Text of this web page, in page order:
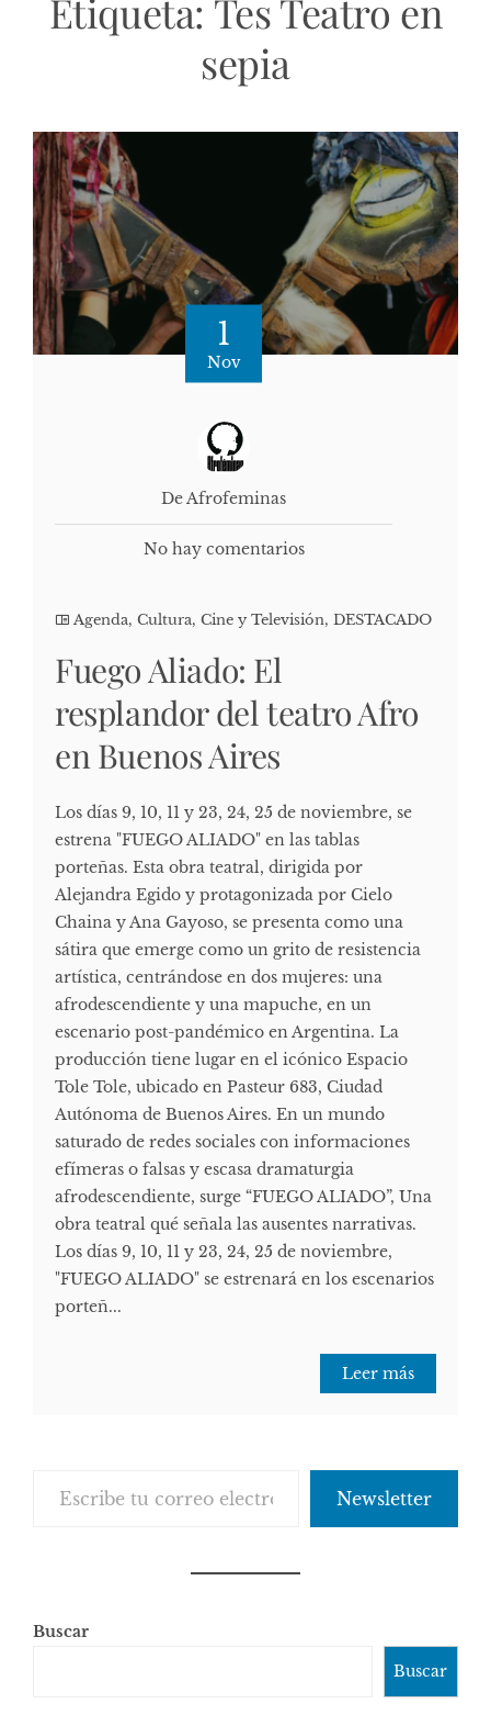
Etiqueta: Tes Teatro en
sepia
1
Nov
De Afrofeminas
No hay comentarios
Agenda, Cultura, Cine y Televisión, DESTACADO
Fuego Aliado: El
resplandor del teatro Afro
en Buenos Aires
Los días 9, 10, 11 y 23, 24, 25 de noviembre, se
estrena "FUEGO ALIADO" en las tablas
porteñas. Esta obra teatral, dirigida por
Alejandra Egido y protagonizada por Cielo
Chaina y Ana Gayoso, se presenta como una
sátira que emerge como un grito de resistencia
artística, centrándose en dos mujeres: una
afrodescendiente y una mapuche, en un
escenario post-pandémico en Argentina. La
producción tiene lugar en el icónico Espacio
Tole Tole, ubicado en Pasteur 683, Ciudad
Autónoma de Buenos Aires. En un mundo
saturado de redes sociales con informaciones
efímeras o falsas y escasa dramaturgia
afrodescendiente, surge “FUEGO ALIADO”, Una
obra teatral qué señala las ausentes narrativas.
Los días 9, 10, 11 y 23, 24, 25 de noviembre,
"FUEGO ALIADO" se estrenará en los escenarios
porteñ...
Leer más
Newsletter
Buscar
Buscar